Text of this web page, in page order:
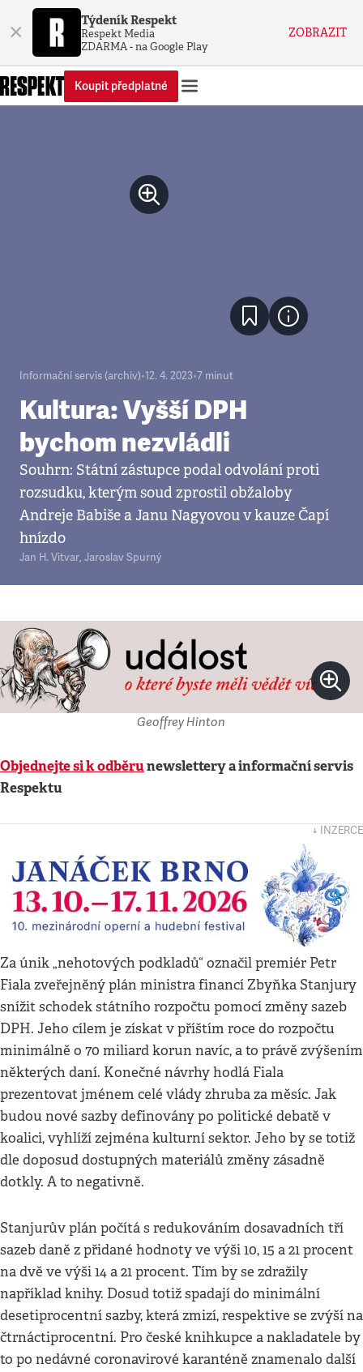
× Týdeník Respekt
Respekt Media
ZDARMA - na Google Play
ZOBRAZIT
Koupit předplatné
Informační servis (archiv)•12. 4. 2023•7 minut
Kultura: Vyšší DPH
bychom nezvládli
Souhrn: Státní zástupce podal odvolání proti
rozsudku, kterým soud zprostil obžaloby
Andreje Babiše a Janu Nagyovou v kauze Čapí
hnízdo
Jan H. Vitvar, Jaroslav Spurný
Geoffrey Hinton
Objednejte si k odběrunewslettery a informační servis
Respektu
↓ INZERCE
Za únik „nehotových podkladů“ označil premiér Petr
Fiala zveřejněný plán ministra financí Zbyňka Stanjury
snížit schodek státního rozpočtu pomocí změny sazeb
DPH. Jeho cílem je získat v příštím roce do rozpočtu
minimálně o 70 miliard korun navíc, a to právě zvýšením
některých daní. Konečné návrhy hodlá Fiala
prezentovat jménem celé vlády zhruba za měsíc. Jak
budou nové sazby definovány po politické debatě v
koalici, vyhlíží zejména kulturní sektor. Jeho by se totiž
dle doposud dostupných materiálů změny zásadně
dotkly. A to negativně.
Stanjurův plán počítá s redukováním dosavadních tří
sazeb daně z přidané hodnoty ve výši 10, 15 a 21 procent
na dvě ve výši 14 a 21 procent. Tím by se zdražily
například knihy. Dosud totiž spadají do minimální
desetiprocentní sazby, která zmizí, respektive se zvýší na
čtrnáctiprocentní. Pro české knihkupce a nakladatele by
to po nedávné coronavirové karanténě znamenalo další